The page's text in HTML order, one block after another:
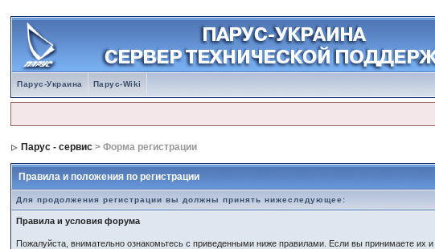
Парус-Украина Парус-Wiki
Парус - сервис > Форма регистрации
Правила и положения по регистрации
Для продолжения регистрации вы должны принять нижеследующее:
Правила и условия форума
Пожалуйста, внимательно ознакомьтесь с приведенными ниже правилами. Если вы принимаете их